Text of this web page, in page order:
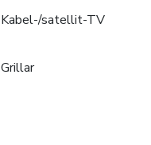
Kabel-/satellit-TV
Grillar